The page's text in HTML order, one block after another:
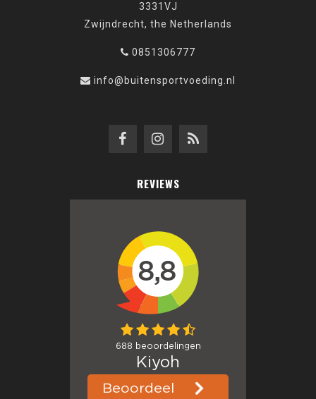
3331VJ
Zwijndrecht, the Netherlands
0851306777
info@buitensportvoeding.nl
REVIEWS